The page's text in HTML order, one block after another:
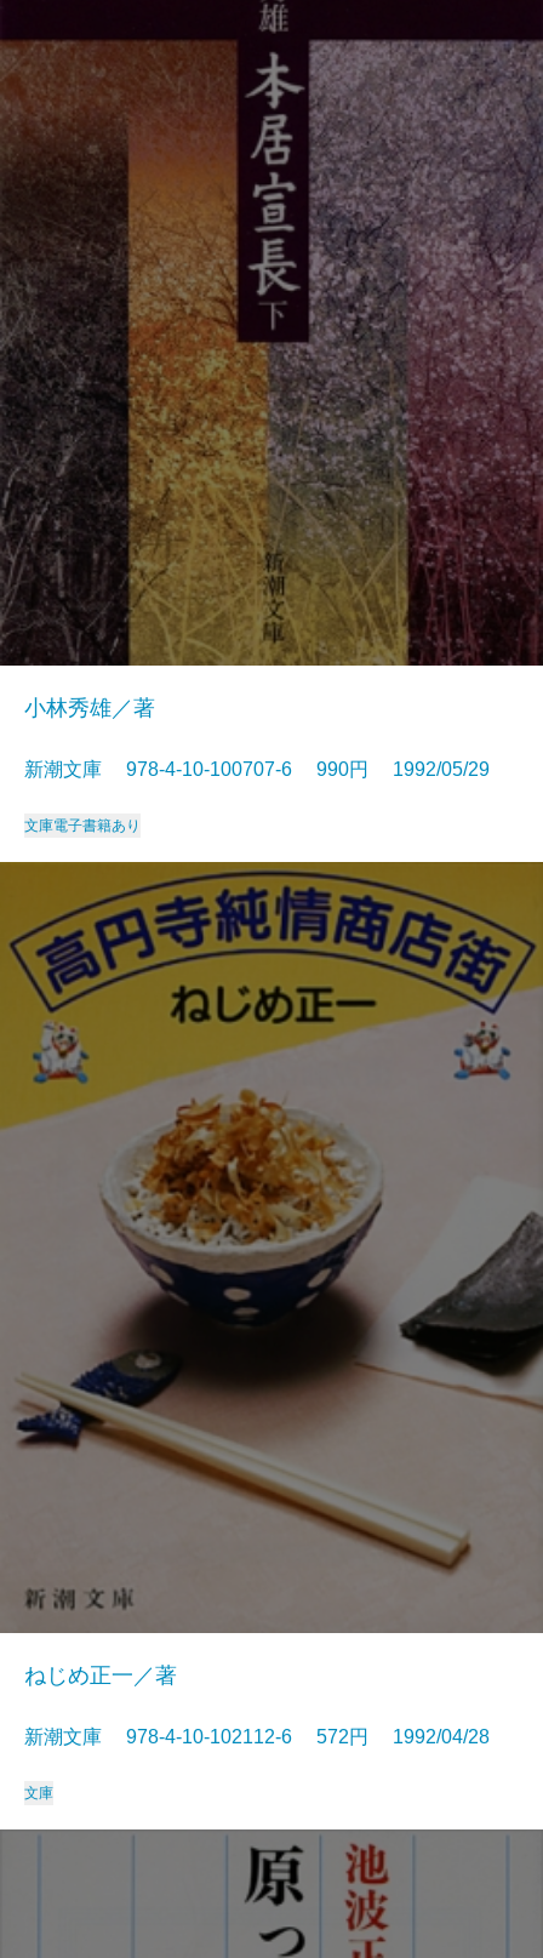
小林秀雄／著
新潮文庫 978-4-10-100707-6 990円 1992/05/29
文庫電子書籍あり
ねじめ正一／著
新潮文庫 978-4-10-102112-6 572円 1992/04/28
文庫